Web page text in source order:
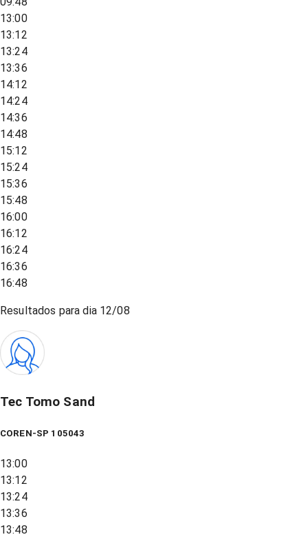
13:00
13:12
13:24
13:36
14:12
14:24
14:36
14:48
15:12
15:24
15:36
15:48
16:00
16:12
16:24
16:36
16:48
Resultados para dia 12/08
Tec Tomo Sand
COREN-SP 105043
13:00
13:12
13:24
13:36
13:48